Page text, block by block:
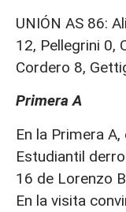
UNIÓN AS 86:
12, Pellegrini 0,
Cordero 8,
Primera A
En la Primera
Estudiantil
16 de Lorenzo
En la visita